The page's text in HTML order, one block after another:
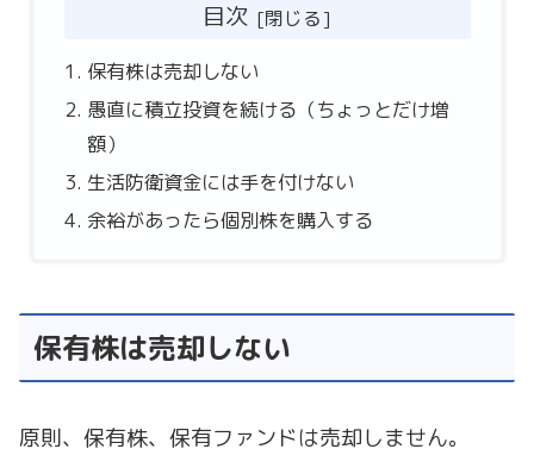
目次
保有株は売却しない
愚直に積立投資を続ける（ちょっとだけ増
額）
生活防衛資金には手を付けない
余裕があったら個別株を購入する
保有株は売却しない
原則、保有株、保有ファンドは売却しません。